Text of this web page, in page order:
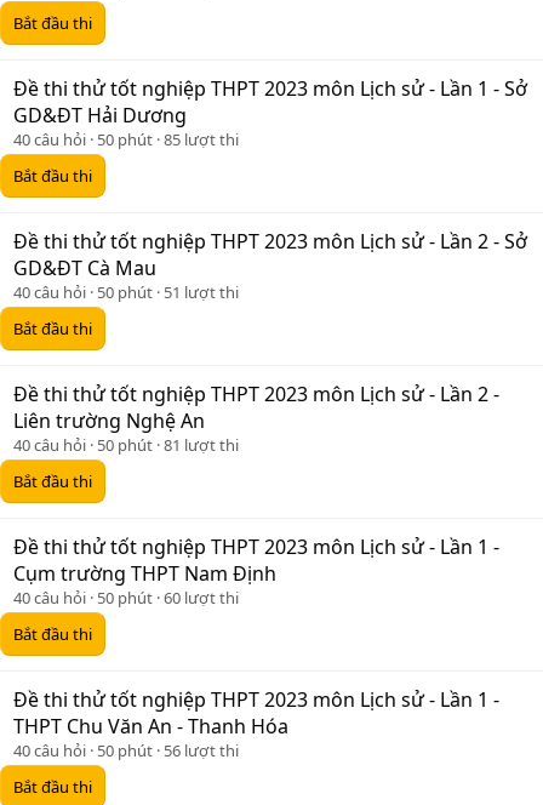
Bắt đầu thi
Đề thi thử tốt nghiệp THPT 2023 môn Lịch sử - Lần 1 - Sở
GD&ĐT Hải Dương
40 câu hỏi 50 phút 85 lượt thi
Bắt đầu thi
Đề thi thử tốt nghiệp THPT 2023 môn Lịch sử - Lần 2 - Sở
GD&ĐT Cà Mau
40 câu hỏi 50 phút 51 lượt thi
Bắt đầu thi
Đề thi thử tốt nghiệp THPT 2023 môn Lịch sử - Lần 2 -
Liên trường Nghệ An
40 câu hỏi 50 phút 81 lượt thi
Bắt đầu thi
Đề thi thử tốt nghiệp THPT 2023 môn Lịch sử - Lần 1 -
Cụm trường THPT Nam Định
40 câu hỏi 50 phút 60 lượt thi
Bắt đầu thi
Đề thi thử tốt nghiệp THPT 2023 môn Lịch sử - Lần 1 -
THPT Chu Văn An - Thanh Hóa
40 câu hỏi 50 phút 56 lượt thi
Bắt đầu thi